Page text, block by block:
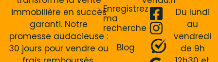
immobilière en succès
garanti. Notre
promesse audacieuse :
30 jours pour vendre ou
Enregistrez
ma
recherche
Blog
Du lundi
au
vendredi
de 9h